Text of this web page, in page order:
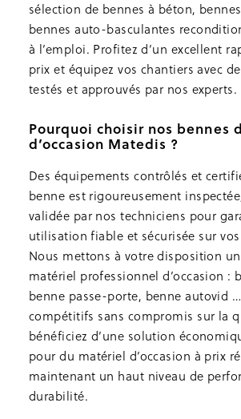
sélection de bennes à béton,
bennes auto-basculantes
à l’emploi. Profitez d’un excellent
prix et équipez vos chantiers avec
testés et approuvés par nos experts.
Pourquoi choisir nos bennes
d’occasion Matedis ?
Des équipements contrôlés et
benne est rigoureusement
validée par nos techniciens pour
utilisation fiable et sécurisée sur
Nous mettons à votre disposition
matériel professionnel d’occasion :
benne passe-porte, benne autovid
compétitifs sans compromis sur la
bénéficiez d’une solution
pour du matériel d’occasion à prix
maintenant un haut niveau de
durabilité.